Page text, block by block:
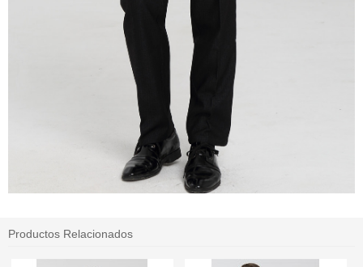
Productos Relacionados